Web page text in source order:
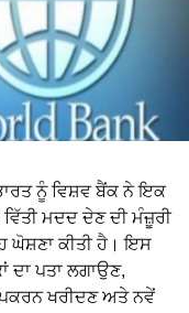
ਨੂੰ ਵਿਸ਼ਵ ਬੈਂਕ ਨੇ ਇਕ
ਮਦਦ ਦੇਣ ਦੀ ਮੰਜ਼ੂਰੀ
ਘੋਸ਼ਣਾ ਕੀਤੀ ਹੈ। ਇਸ
ਦਾ ਪਤਾ ਲਗਾਉਣ,
ਖਰੀਦਣ ਅਤੇ ਨਵੇਂ